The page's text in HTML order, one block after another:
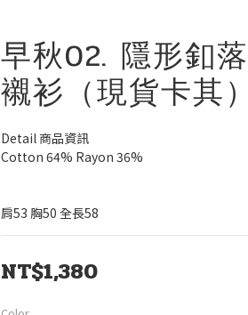
早秋02. 隱形釦
襯衫（現貨卡其）
Detail 商品資訊
Cotton 64% Rayon 36%
肩53 胸50 全長58
NT$1,380